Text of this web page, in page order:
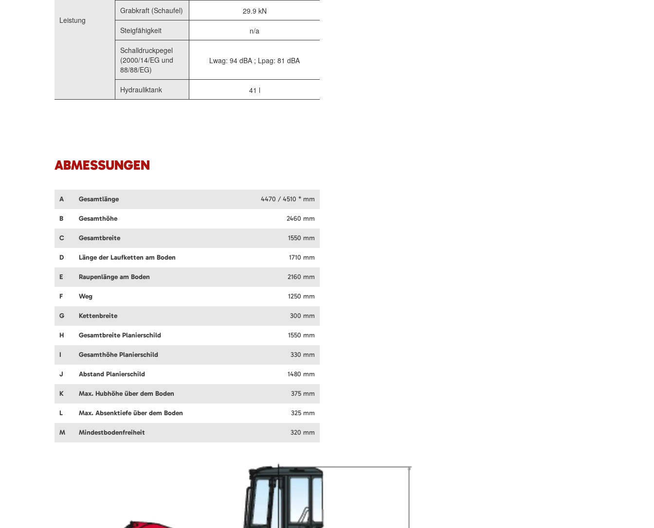
Leistung
Grabkraft (Schaufel)
29.9 kN
Steigfähigkeit
n/a
Schalldruckpegel
(2000/14/EG und
88/88/EG)
Lwag: 94 dBA ; Lpag: 81 dBA
Hydrauliktank 41 l
ABMESSUNGEN
A Gesamtlänge 4470 / 4510 * mm
B Gesamthöhe 2460 mm
C Gesamtbreite 1550 mm
D Länge der Laufketten am Boden 1710 mm
E Raupenlänge am Boden 2160 mm
F Weg 1250 mm
G Kettenbreite 300 mm
H Gesamtbreite Planierschild 1550 mm
I Gesamthöhe Planierschild 330 mm
J Abstand Planierschild 1480 mm
K Max. Hubhöhe über dem Boden 375 mm
L Max. Absenktiefe über dem Boden 325 mm
M Mindestbodenfreiheit 320 mm